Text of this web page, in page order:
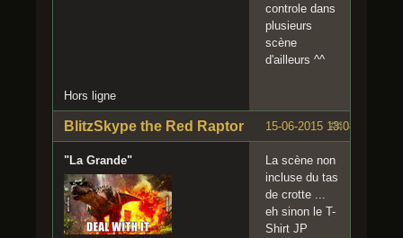
controle dans
plusieurs
scène
d'ailleurs ^^
Hors ligne
#4
15-06-2015 13:08:34
BlitzSkype the Red Raptor
"La Grande"
La scène non
incluse du tas
de crotte ...
eh sinon le T-
Shirt JP